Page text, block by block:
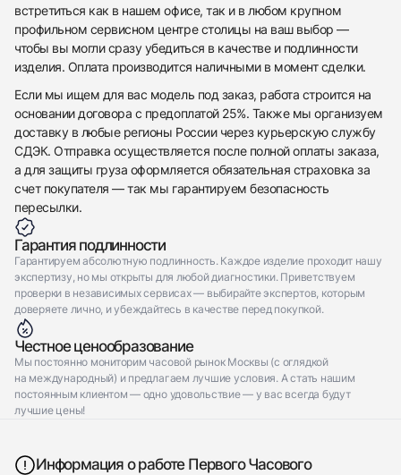
встретиться как в нашем офисе, так и в любом крупном
профильном сервисном центре столицы на ваш выбор —
чтобы вы могли сразу убедиться в качестве и подлинности
изделия. Оплата производится наличными в момент сделки.
Если мы ищем для вас модель под заказ, работа строится на
основании договора с предоплатой 25%. Также мы организуем
доставку в любые регионы России через курьерскую службу
СДЭК. Отправка осуществляется после полной оплаты заказа,
а для защиты груза оформляется обязательная страховка за
счет покупателя — так мы гарантируем безопасность
пересылки.
Гарантия подлинности
Гарантируем абсолютную подлинность. Каждое изделие проходит нашу
экспертизу, но мы открыты для любой диагностики. Приветствуем
проверки в независимых сервисах — выбирайте экспертов, которым
доверяете лично, и убеждайтесь в качестве перед покупкой.
Честное ценообразование
Мы постоянно мониторим часовой рынок Москвы (с оглядкой
на международный) и предлагаем лучшие условия. А стать нашим
постоянным клиентом — одно удовольствие — у вас всегда будут
лучшие цены!
Информация о работе Первого Часового